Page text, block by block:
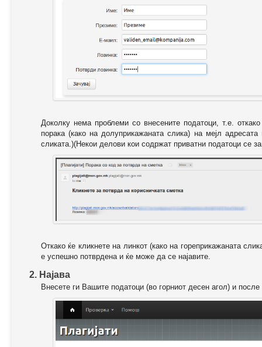
Доколку нема проблеми со внесените податоци, т.е.
порака (како на долуприкажаната слика) на мејл
сликата.)(Некои делови кои содржат приватни податоци се
Откако ќе кликнете на линкот (како на гореприкажаната
е успешно потврдена и ќе може да се најавите.
2. Најава
Внесете ги Вашите податоци (во горниот десен агол) и